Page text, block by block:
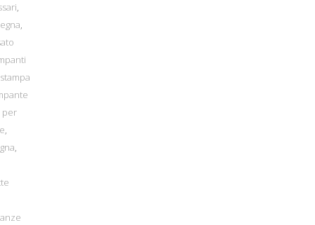
,
,
stampa
per
,
,